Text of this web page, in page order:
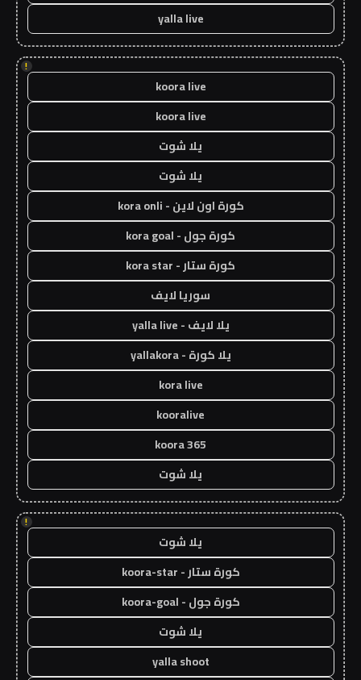
yalla live
!
koora live
koora live
يلا شوت
يلا شوت
كورة اون لاين - kora onli
كورة جول - kora goal
كورة ستار - kora star
سوريا لايف
يلا لايف - yalla live
يلا كورة - yallakora
kora live
kooralive
koora 365
يلا شوت
!
يلا شوت
كورة ستار - koora-star
كورة جول - koora-goal
يلا شوت
yalla shoot